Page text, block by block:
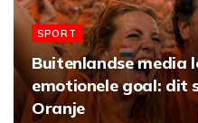
SPORT
Buitenlandse media
emotionele goal: dit
Oranje